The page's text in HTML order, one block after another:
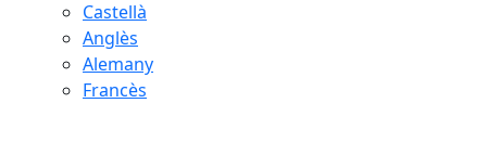
Castellà
Anglès
Alemany
Francès